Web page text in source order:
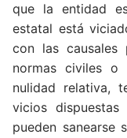
que la entidad
estatal está
con las
normas civiles o
nulidad relativa,
vicios
pueden